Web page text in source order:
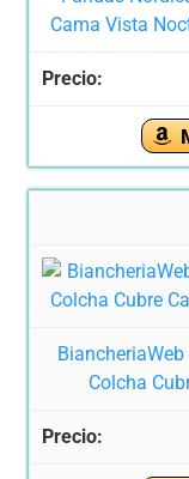
Cama Vista
Colcha